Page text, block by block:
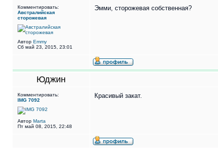
Комментировать:
Австралийская
сторожевая
Автор Emmy
Сб май 23, 2015, 23:01
Эмми, сторожевая собственная?
Юджин
Комментировать:
IMG 7092
Автор Marta
Пт май 08, 2015, 22:48
Красивый закат.